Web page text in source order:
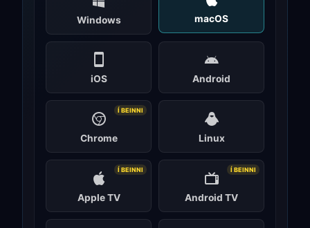
Windows macOS
iOS Android
Chrome
Í BEINNI
Linux
Apple TV
Í BEINNI
Android TV
Í BEINNI